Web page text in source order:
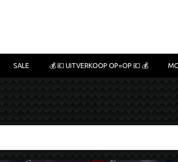
SALE 💰 💶 UITVERKOOP OP=OP 💶 💰